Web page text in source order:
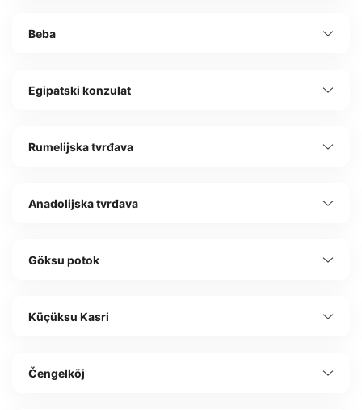
Beba
Egipatski konzulat
Rumelijska tvrđava
Anadolijska tvrđava
Göksu potok
Küçüksu Kasri
Čengelköj